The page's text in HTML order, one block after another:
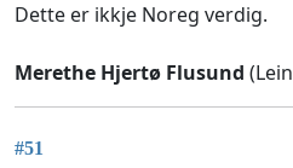
Dette er ikkje Noreg verdig.
Merethe Hjertø Flusund
#51